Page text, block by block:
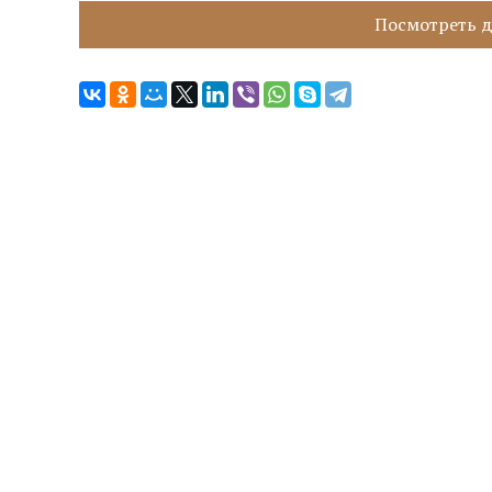
Посмотреть